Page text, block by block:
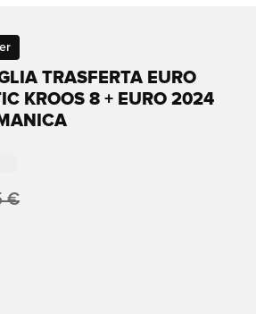
TRASFERTA EURO
KROOS 8 + EURO 2024
€